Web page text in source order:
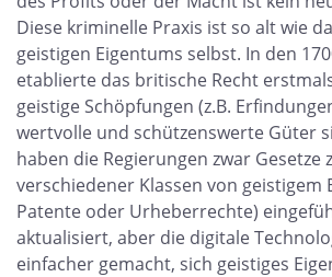
Diese kriminelle Praxis ist so alt wie
geistigen Eigentums selbst. In den
etablierte das britische Recht
geistige Schöpfungen (z.B.
wertvolle und schützenswerte Güter
haben die Regierungen zwar Gesetze
verschiedener Klassen von geistigem
Patente oder Urheberrechte)
aktualisiert, aber die digitale
einfacher gemacht, sich geistiges